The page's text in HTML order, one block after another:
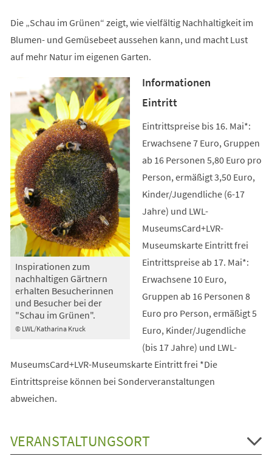
Die „Schau im Grünen“ zeigt, wie vielfältig Nachhaltigkeit im
Blumen- und Gemüsebeet aussehen kann, und macht Lust
auf mehr Natur im eigenen Garten.
© LWL/Katharina Kruck
Inspirationen zum
nachhaltigen Gärtnern
erhalten Besucherinnen
und Besucher bei der
"Schau im Grünen".
Informationen
Eintritt
Eintrittspreise bis 16. Mai*:
Erwachsene 7 Euro, Gruppen
ab 16 Personen 5,80 Euro pro
Person, ermäßigt 3,50 Euro,
Kinder/Jugendliche (6-17
Jahre) und LWL-
MuseumsCard+LVR-
Museumskarte Eintritt frei
Eintrittspreise ab 17. Mai*:
Erwachsene 10 Euro,
Gruppen ab 16 Personen 8
Euro pro Person, ermäßigt 5
Euro, Kinder/Jugendliche
(bis 17 Jahre) und LWL-
MuseumsCard+LVR-Museumskarte Eintritt frei *Die
Eintrittspreise können bei Sonderveranstaltungen
abweichen.
VERANSTALTUNGSORT